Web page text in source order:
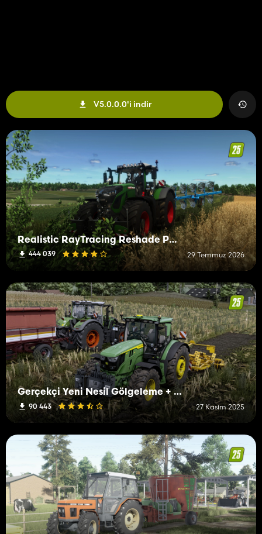
V5.0.0.0'i indir
Realistic RayTracing Reshade Preset
444 039 29 Temmuz 2026
Gerçekçi Yeni Nesil Gölgeleme + Aydınlatma
90 443 27 Kasım 2025